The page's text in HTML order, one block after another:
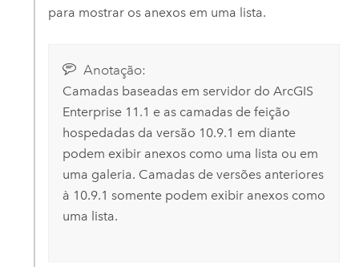
para mostrar os anexos em uma lista.
Anotação:
Camadas baseadas em servidor do ArcGIS
Enterprise11.1 e as camadas de feição
hospedadas da versão 10.9.1 em diante
podem exibir anexos como uma lista ou em
uma galeria. Camadas de versões anteriores
à 10.9.1 somente podem exibir anexos como
uma lista.